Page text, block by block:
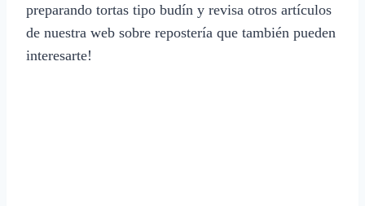
preparando tortas tipo budín y revisa otros artículos
de nuestra web sobre repostería que también pueden
interesarte!